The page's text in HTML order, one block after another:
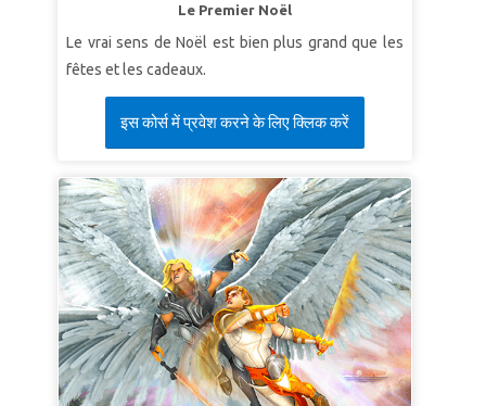
Le Premier Noël
Le vrai sens de Noël est bien plus grand que les
fêtes et les cadeaux.
इस कोर्स में प्रवेश करने के लिए क्लिक करें